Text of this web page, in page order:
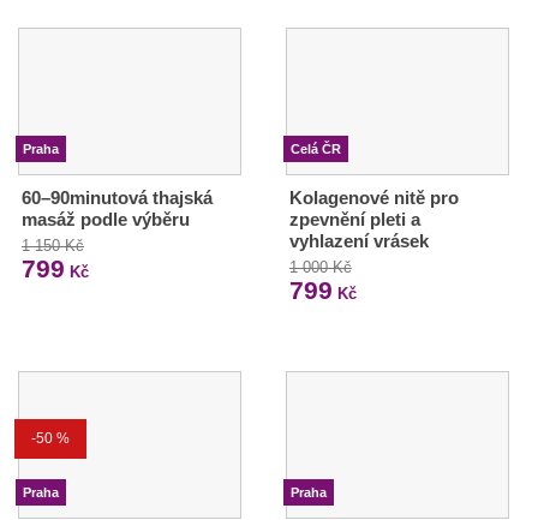
Praha
60–90minutová thajská
masáž podle výběru
1 150 Kč
799 Kč
Celá ČR
Kolagenové nitě pro
zpevnění pleti a
vyhlazení vrásek
1 000 Kč
799 Kč
-50 %
Praha Praha